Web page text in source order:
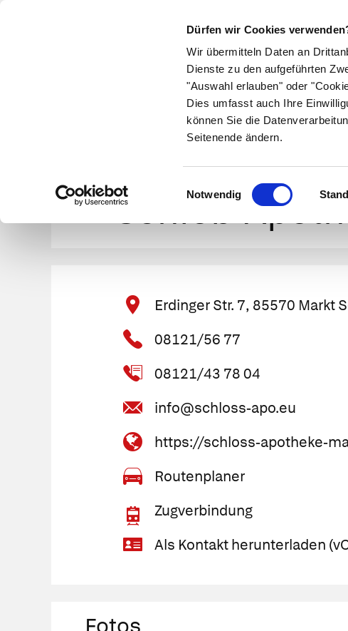
Dürfen wir Cookies
Wir übermitteln Daten an
Dienste zu den aufgeführten
"Auswahl erlauben" oder
Dies umfasst auch Ihre
können Sie die
Seitenende ändern.
Einwilligungsauswahl
Notwendig
Symptome Therapie
Branchenverzeichnis der deutschen Apotheken von
Schloß-
Erdinger Str. 7, 85570 Markt
08121/56 77
08121/43 78 04
info@schloss-apo.eu
https://schloss-apotheke-
Routenplaner
Zugverbindung
Als Kontakt herunterladen